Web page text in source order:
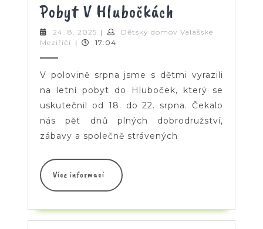
Pobyt V Hlubočkách
V
24. 8. 2025 24.
8.
|
Dětský domov Valašské
Meziříčí Dětský
Meziříčí
| 17:04
V polovině srpna jsme s dětmi vyrazili
na letní pobyt do Hluboček, který se
uskutečnil od 18. do 22. srpna. Čekalo
nás pět dnů plných dobrodružství,
zábavy a společně strávených
Více informací
Více
informací